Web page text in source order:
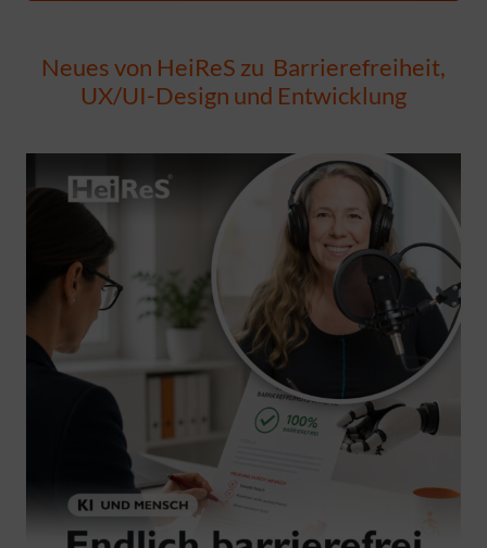
Neues von HeiReS zu Barrierefreiheit,
UX/UI-Design und Entwicklung